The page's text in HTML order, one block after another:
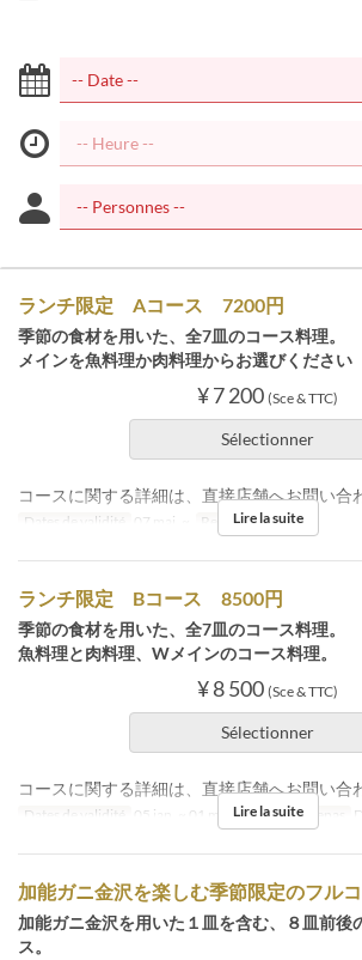
ランチ限定 Aコース 7200円
季節の食材を用いた、全7皿のコース料理。
メインを魚料理か肉料理からお選びください
¥ 7 200 (Sce & TTC)
Sélectionner
コースに関する詳細は、直接店舗へお問い合
Dates de validité 07 mai. ~ Repas Déjeuner
Lire la suite
ランチ限定 Bコース 8500円
季節の食材を用いた、全7皿のコース料理。
魚料理と肉料理、Wメインのコース料理。
¥ 8 500 (Sce & TTC)
Sélectionner
コースに関する詳細は、直接店舗へお問い合
Dates de validité 05 jan. ~ 01 mai., 07 mai. ~
Lire la suite
加能ガニ金沢を楽しむ季節限定のフル
加能ガニ金沢を用いた１皿を含む、８皿前後
ス。